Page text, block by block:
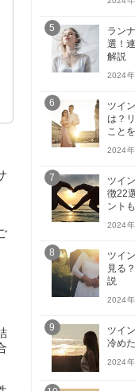
5
ラン
選！
解説
2024
6
ツイ
は？
こと
2024
7
ツイ
徴22
ントも
2024
8
ツイ
見る
説
2024
9
ツイ
冷め
2024